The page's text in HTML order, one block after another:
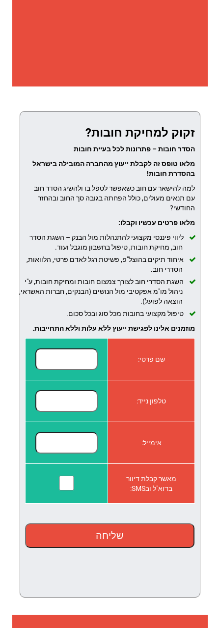
זקוק למחיקת חובות?
הסדר חובות – פתרונות לכל בעיית חובות
מלאו טופס זה לקבלת ייעוץ מהחברה המובילה בישראל
בהסדרת חובות!
למה להישאר עם חוב כשאפשר לטפל בו ולהשיג הסדר חוב
עם תנאים מעולים, כולל הפחתה בגובה סך החוב ובהחזר
החודשי?
מלאו פרטים עכשיו וקבלו:
ליווי פיננסי מקצועי להתנהלות מול הבנק – השגת הסדר
חוב, מחיקת חובות, טיפול בחשבון מוגבל ועוד.
איחוד תיקים בהוצל"פ, פשיטת רגל לאדם פרטי, הלוואות,
הסדרי חוב.
השגת הסדרי חוב לצורך צמצום חובות ומחיקת חובות, ע"י
ניהול מו"מ אפקטיבי מול הנושים (הבנקים, חברות האשראי,
הוצאה לפועל).
טיפול מקצועי בחובות מכל סוג ובכל סכום.
מוזמנים אלינו לפגישת ייעוץ ללא עלות וללא התחייבות.
שם פרטי:
טלפון נייד:
אימייל:
מאשר קבלת דיוור
בדוא"ל ובSMS: